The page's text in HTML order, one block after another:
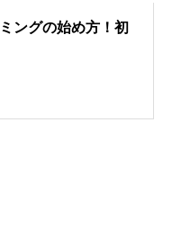
ングの始め方！初